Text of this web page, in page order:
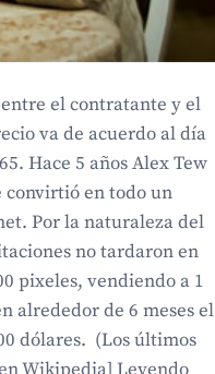
el contratante y el
va de acuerdo al día
Hace 5 años Alex Tew
convirtió en todo un
Por la naturaleza del
no tardaron en
pixeles, vendiendo a 1
alrededor de 6 meses el
dólares. (Los últimos